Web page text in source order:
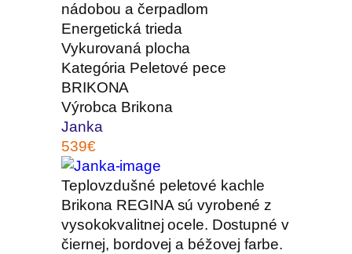
nádobou a čerpadlom
Energetická trieda
Vykurovaná plocha
Kategória Peletové pece
BRIKONA
Výrobca Brikona
Janka
539€
Teplovzdušné peletové kachle
Brikona REGINA sú vyrobené z
vysokokvalitnej ocele. Dostupné v
čiernej, bordovej a béžovej farbe.